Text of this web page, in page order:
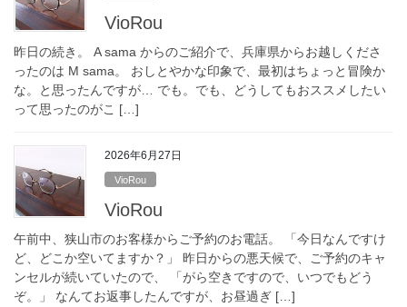
VioRou
昨日の続き。 A sama からのご紹介で、兵庫県からお越しくださ
ったのは M sama。 おしとやかな印象で、最初はちょっと冒険か
な。と思ったんですが… でも。でも、どうしてもおススメしたい
って思ったのがこ […]
2026年6月27日
VioRou
VioRou
午前中、狭山市のお客様からご予約のお電話。 「今日なんですけ
ど、どこか空いてますか？」 昨日からの悪天候で、ご予約のキャ
ンセルが続いていたので、 「がら空きですので、いつでもどう
ぞ。」 なんてお返事したんですが、お昼過ぎ […]